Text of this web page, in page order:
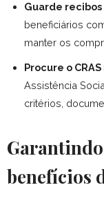
Guarde
beneficiários
manter os
Procure o
Assistência
critérios,
benefícios